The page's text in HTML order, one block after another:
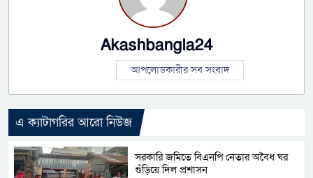
Akashbangla24
আপলোডকারীর সব সংবাদ
এ ক্যাটাগরির আরো নিউজ
সরকারি জমিতে বিএনপি নেতার অবৈধ ঘর
গুঁড়িয়ে দিল প্রশাসন